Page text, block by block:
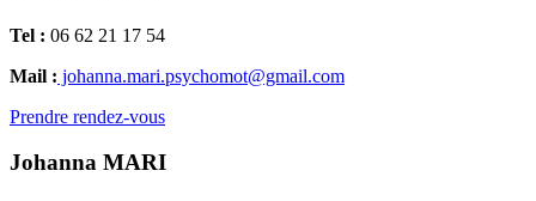
Tel : 06 62 21 17 54
Mail : johanna.mari.psychomot@gmail.com
Prendre rendez-vous
Johanna MARI